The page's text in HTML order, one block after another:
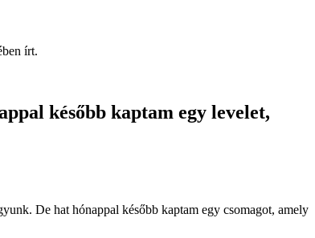
írt.
később kaptam egy levelet,
De hat hónappal később kaptam egy csomagot, amely